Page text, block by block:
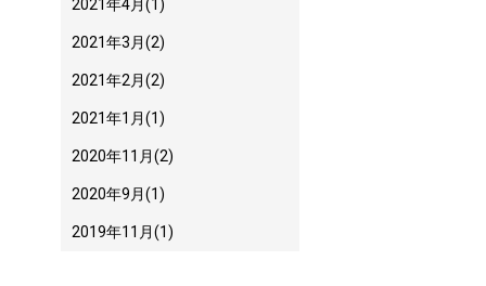
2021年4月(1)
2021年3月(2)
2021年2月(2)
2021年1月(1)
2020年11月(2)
2020年9月(1)
2019年11月(1)